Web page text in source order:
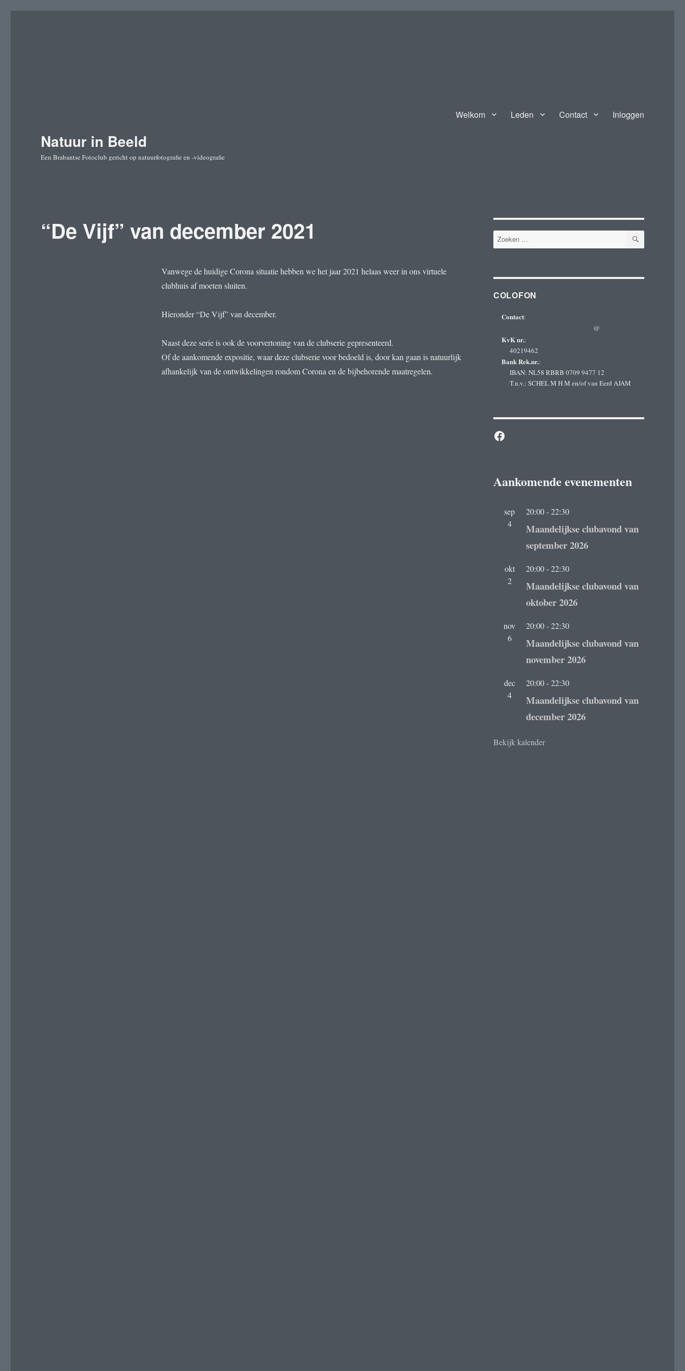
Natuur in Beeld
Een Brabantse Fotoclub gericht op natuurfotografie en -videografie
Welkom Leden Contact Inloggen
“De Vijf” van december 2021
Vanwege de huidige Corona situatie hebben we het jaar 2021 helaas weer in ons virtuele
clubhuis af moeten sluiten.
Hieronder “De Vijf” van december.
Naast deze serie is ook de voorvertoning van de clubserie gepresenteerd.
Of de aankomende expositie, waar deze clubserie voor bedoeld is, door kan gaan is natuurlijk
afhankelijk van de ontwikkelingen rondom Corona en de bijbehorende maatregelen.
Zoeken
naar:
ZOEKEN
COLOFON
Contact:
@
KvK nr.:
40219462
Bank Rek.nr.:
IBAN: NL58 RBRB 0709 9477 12
T.n.v.: SCHEL M H M en/of van Eerd AJAM
Facebook
Aankomende evenementen
sep
4
20:00-22:30
Maandelijkse clubavond van
september 2026
okt
2
20:00-22:30
Maandelijkse clubavond van
oktober 2026
nov
6
20:00-22:30
Maandelijkse clubavond van
november 2026
dec
4
20:00-22:30
Maandelijkse clubavond van
december 2026
Bekijk kalender